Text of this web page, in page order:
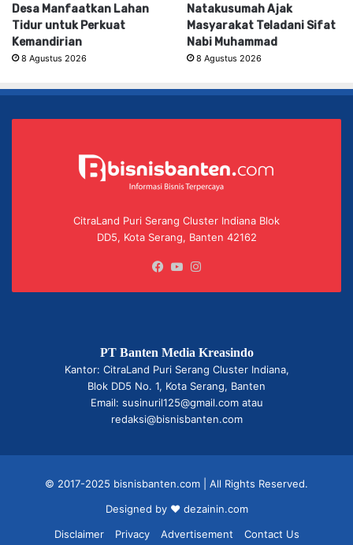
Desa Manfaatkan Lahan
Tidur untuk Perkuat
Kemandirian
8 Agustus 2026
Natakusumah Ajak
Masyarakat Teladani Sifat
Nabi Muhammad
8 Agustus 2026
CitraLand Puri Serang Cluster Indiana Blok
DD5, Kota Serang, Banten 42162
Facebook
YouTube
PT Banten Media Kreasindo
Kantor: CitraLand Puri Serang Cluster Indiana,
Blok DD5 No. 1, Kota Serang, Banten
Email: susinuril125@gmail.com atau
redaksi@bisnisbanten.com
© 2017-2025 bisnisbanten.com | All Rights Reserved.
Designed by ❤ dezainin.com
Disclaimer
Privacy Advertisement Contact Us